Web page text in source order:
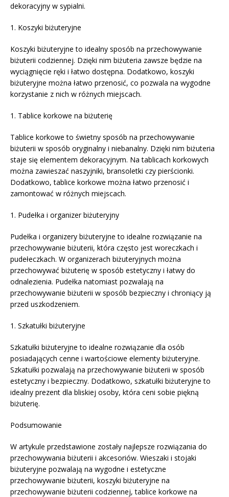
dekoracyjny w sypialni.
1. Koszyki biżuteryjne
Koszyki biżuteryjne to idealny sposób na przechowywanie
biżuterii codziennej. Dzięki nim biżuteria zawsze będzie na
wyciągnięcie ręki i łatwo dostępna. Dodatkowo, koszyki
biżuteryjne można łatwo przenosić, co pozwala na wygodne
korzystanie z nich w różnych miejscach.
1. Tablice korkowe na biżuterię
Tablice korkowe to świetny sposób na przechowywanie
biżuterii w sposób oryginalny i niebanalny. Dzięki nim biżuteria
staje się elementem dekoracyjnym. Na tablicach korkowych
można zawieszać naszyjniki, bransoletki czy pierścionki.
Dodatkowo, tablice korkowe można łatwo przenosić i
zamontować w różnych miejscach.
1. Pudełka i organizer biżuteryjny
Pudełka i organizery biżuteryjne to idealne rozwiązanie na
przechowywanie biżuterii, która często jest woreczkach i
pudełeczkach. W organizerach biżuteryjnych można
przechowywać biżuterię w sposób estetyczny i łatwy do
odnalezienia. Pudełka natomiast pozwalają na
przechowywanie biżuterii w sposób bezpieczny i chroniący ją
przed uszkodzeniem.
1. Szkatułki biżuteryjne
Szkatułki biżuteryjne to idealne rozwiązanie dla osób
posiadających cenne i wartościowe elementy biżuteryjne.
Szkatułki pozwalają na przechowywanie biżuterii w sposób
estetyczny i bezpieczny. Dodatkowo, szkatułki biżuteryjne to
idealny prezent dla bliskiej osoby, która ceni sobie piękną
biżuterię.
Podsumowanie
W artykule przedstawione zostały najlepsze rozwiązania do
przechowywania biżuterii i akcesoriów. Wieszaki i stojaki
biżuteryjne pozwalają na wygodne i estetyczne
przechowywanie biżuterii, koszyki biżuteryjne na
przechowywanie biżuterii codziennej, tablice korkowe na